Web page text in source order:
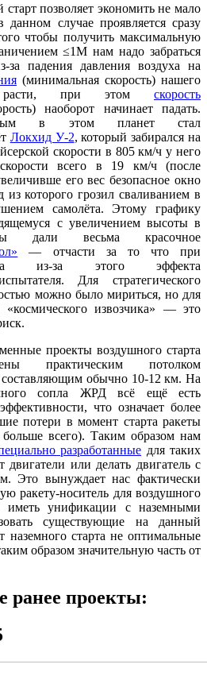
старт позволяет экономить не мало
случае проявляется сразу
чтобы получить максимальную
≤1М нам надо забраться
падения давления воздуха на
(минимальная скорость) нашего
расти, при этом скорость
наоборот начинает падать.
в этом планет стал
Локхид У-2, который забирался на
скорости в 805 км/ч у него
всего в 19 км/ч (после
его вес безопасное окно
которого грозил сваливанием в
самолёта. Этому графику
с увеличением высоты в
дали весьма красочное
— отчасти за то что при
из-за этого эффекта
Для стратегического
можно было мириться, но для
«космического извозчика» — это
проекты воздушного старта
практическим потолком
составляющим обычно 10-12 км. На
сопла ЖРД всё ещё есть
что означает более
потери в момент старта ракеты
больше всего). Таким образом нам
разработанные для таких
или делать двигатель с
Это вынуждает нас фактически
ракету-носитель для воздушного
иметь унификации с наземными
существующие на данный
наземного старта не оптимальные
образом значительную часть от
ранее проекты: